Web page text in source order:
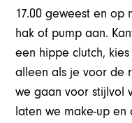
17.00 geweest en op
hak of pump aan.
een hippe clutch,
alleen als je voor de
we gaan voor stijlvol
laten we make-up